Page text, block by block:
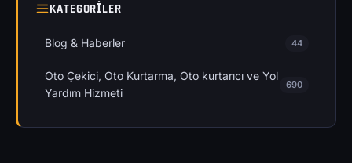
KATEGORILER
Blog & Haberler 44
Oto Çekici, Oto Kurtarma, Oto kurtarıcı ve Yol
Yardım Hizmeti
690